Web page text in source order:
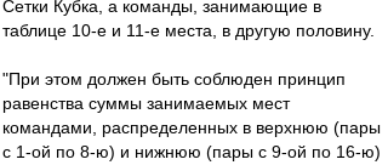
Сетки Кубка, а команды, занимающие в
таблице 10-е и 11-е места, в другую половину.
"При этом должен быть соблюден принцип
равенства суммы занимаемых мест
командами, распределенных в верхнюю (пары
с 1-ой по 8-ю) и нижнюю (пары с 9-ой по 16-ю)